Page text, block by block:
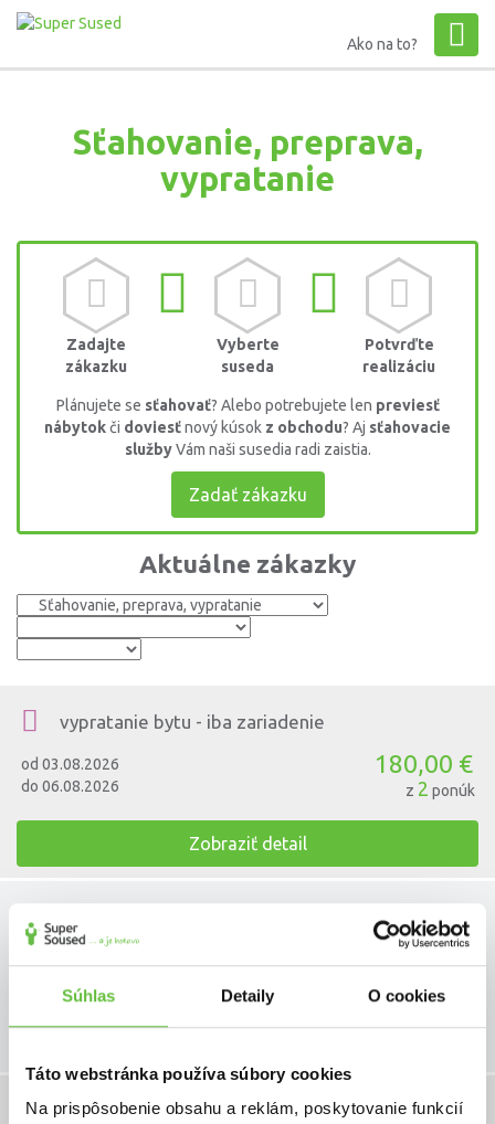
Súhlas Detaily O cookies
Táto webstránka používa súbory cookies
Na prispôsobenie obsahu a reklám, poskytovanie funkcií
Ako na to?
Sťahovanie, preprava,
vypratanie
Zadajte
zákazku
Vyberte
suseda
Potvrďte
realizáciu
Plánujete se sťahovať? Alebo potrebujete len previesť
nábytokči doviesťnový kúsok z obchodu? Aj sťahovacie
službyVám naši susedia radi zaistia.
Zadať zákazku
Aktuálne zákazky
vypratanie bytu - iba zariadenie
od 03.08.2026
do 06.08.2026
180,00 €
z 2 ponúk
Zobraziť detail
100,00 €
z
demontaz a odvoz kuchyne